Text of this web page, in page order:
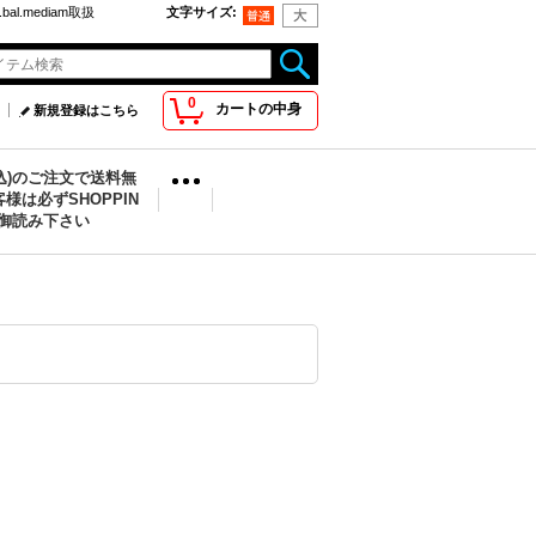
取扱 文字サイズ:
0 カートの中身
新規登録はこちら
)のご注文で送料無
は必ずSHOPPIN
読み下さい